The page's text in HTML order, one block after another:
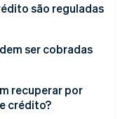
são reguladas
ser cobradas
recuperar por
crédito?